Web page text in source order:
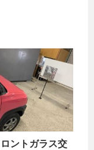
ントガラス交